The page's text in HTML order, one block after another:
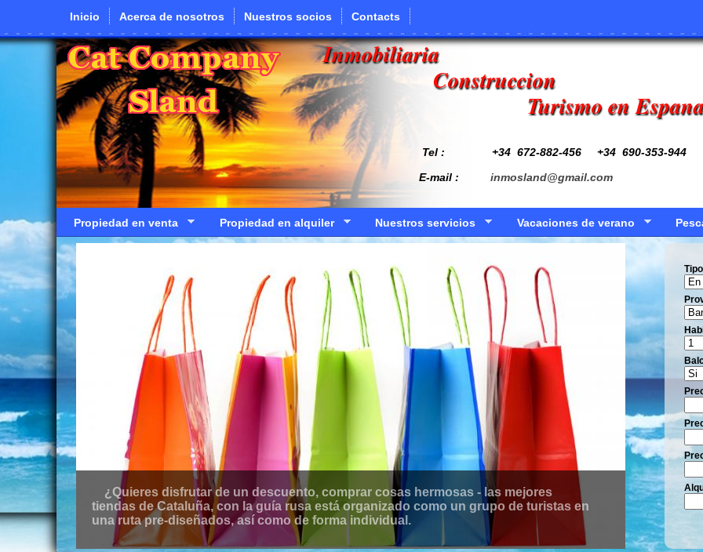
Pasar al contenido principal
Inicio Acerca de nosotros Nuestros socios Contacts
Inmobiliaria
Construccion
Turismo en
Tel : +34 672-882-456
+34 690-353-944
E-mail : inmosland@gmail.com
Propiedad en venta Propiedad en alquiler Nuestros servicios Vacaciones de verano
Pensando en cómo construir / reformar su casa de ensueño en la Costa Brava en
España. En este caso nuestra empresa - este es su socio perfecto.
Tipo